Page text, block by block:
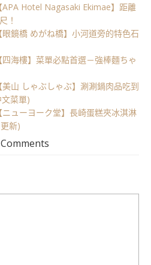
APA Hotel Nagasaki Ekimae】距離
！
鏡橋 めがね橋】小河道旁的特色石
海樓】菜單必點首選－強棒麵ちゃ
山 しゃぶしゃぶ】涮涮鍋肉品吃到
菜單)
ューヨーク堂】長崎蛋糕夾冰淇淋
新)